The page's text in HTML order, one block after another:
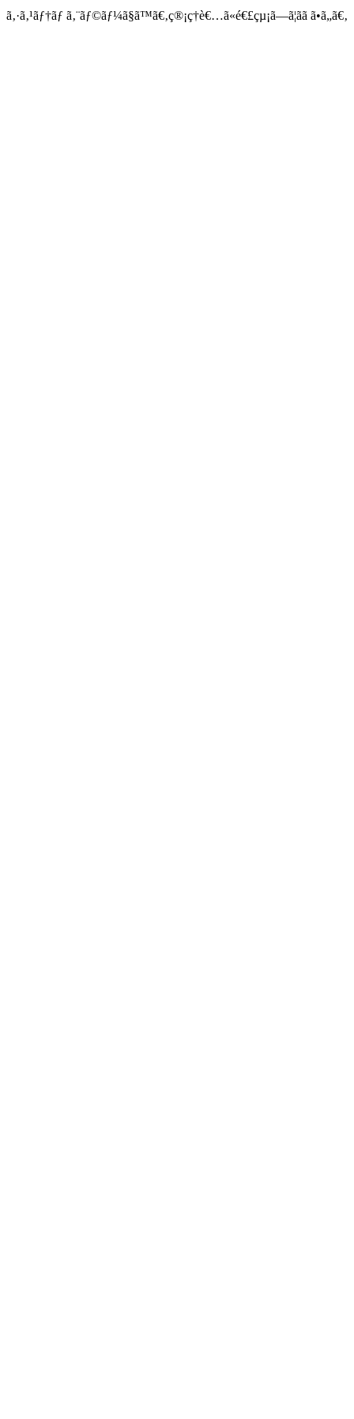
ã‚·ã‚¹ãƒ†ãƒ ã‚¨ãƒ©ãƒ¼ã§ã™ã€‚ç®¡ç†è€…ã«é€£çµ¡ã—ã¦ãã ã•ã„ã€‚